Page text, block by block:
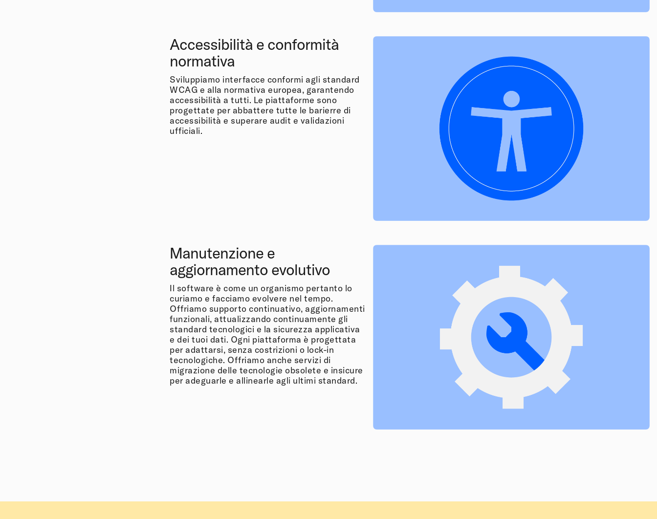
Accessibilità e conformità
normativa
Sviluppiamo interfacce conformi agli standard
WCAG e alla normativa europea, garantendo
accessibilità a tutti. Le piattaforme sono
progettate per abbattere tutte le barierre di
accessibilità e superare audit e validazioni
ufficiali.
Manutenzione e
aggiornamento evolutivo
Il software è come un organismo pertanto lo
curiamo e facciamo evolvere nel tempo.
Offriamo supporto continuativo, aggiornamenti
funzionali, attualizzando continuamente gli
standard tecnologici e la sicurezza applicativa
e dei tuoi dati. Ogni piattaforma è progettata
per adattarsi, senza costrizioni o lock-in
tecnologiche. Offriamo anche servizi di
migrazione delle tecnologie obsolete e insicure
per adeguarle e allinearle agli ultimi standard.